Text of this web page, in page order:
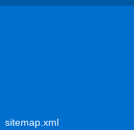
sitemap.xml